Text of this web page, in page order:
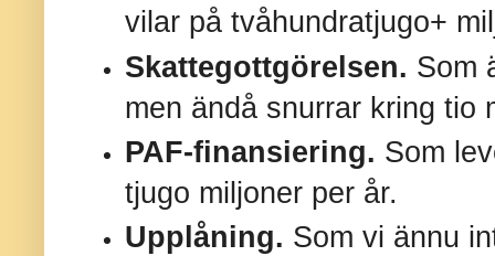
vilar på tvåhundratjugo+
Skattegottgörelsen. Som
men ändå snurrar kring tio
PAF-finansiering. Som
tjugo miljoner per år.
Upplåning. Som vi ännu